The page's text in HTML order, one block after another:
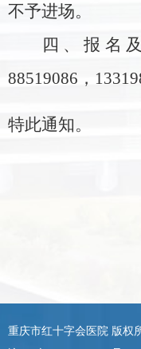
不予进场。
四、报名及
88519086 ，
特此通知。
重庆市红十字会医院 版权